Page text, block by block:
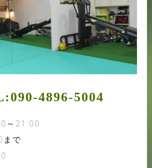
090-4896-5004
～21:00
まで